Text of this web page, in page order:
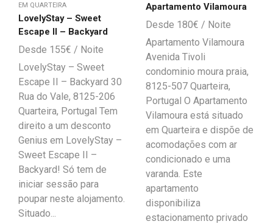
EM QUARTEIRA
LovelyStay – Sweet
Escape II – Backyard
155€
LovelyStay – Sweet
Escape II – Backyard 30
Rua do Vale, 8125-206
Quarteira, Portugal Tem
direito a um desconto
Genius em LovelyStay –
Sweet Escape II –
Backyard! Só tem de
iniciar sessão para
poupar neste alojamento.
Situado...
Apartamento Vilamoura
180€
Apartamento Vilamoura
Avenida Tivoli
condominio moura praia,
8125-507 Quarteira,
Portugal O Apartamento
Vilamoura está situado
em Quarteira e dispõe de
acomodações com ar
condicionado e uma
varanda. Este
apartamento
disponibiliza
estacionamento privado